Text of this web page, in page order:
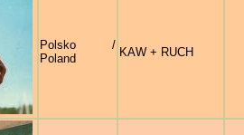
Polsko /
Poland
KAW + RUCH